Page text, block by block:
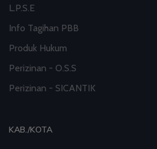
L.P.S.E
Info Tagihan PBB
Produk Hukum
Perizinan - O.S.S
Perizinan - SICANTIK
KAB./KOTA